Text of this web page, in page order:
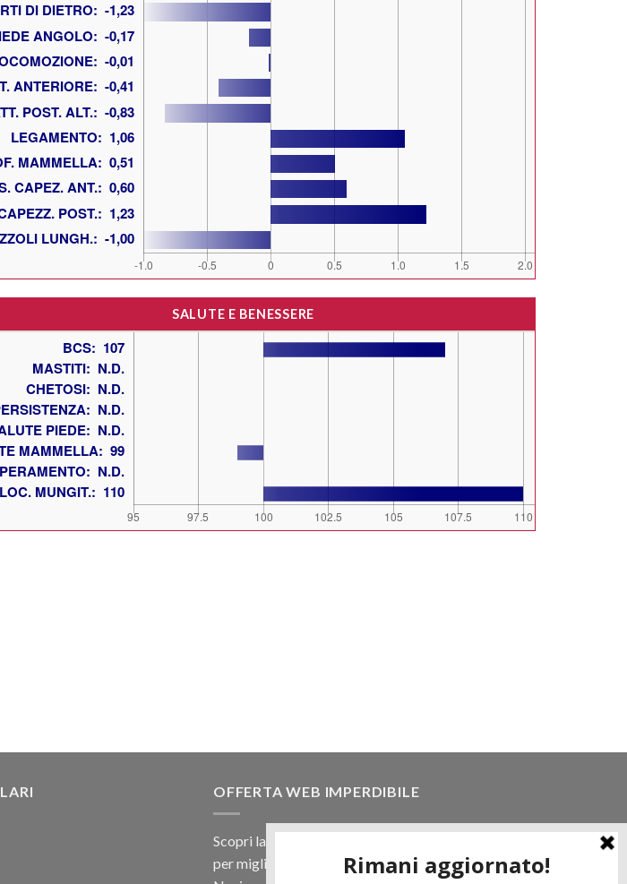
SALUTE E BENESSERE
OFFERTA WEB IMPERDIBILE
Scopri la nostra offerta web! Un prezzo mai visto,
per migliaia di prodotti.